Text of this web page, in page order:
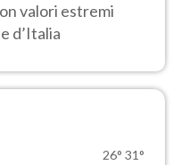
valori estremi
d’Italia
26° 31°